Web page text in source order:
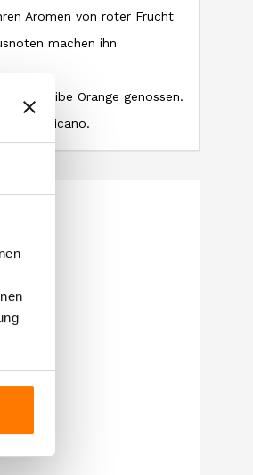
Aromen von roter Frucht
machen ihn
Scheibe Orange genossen.
Americano.